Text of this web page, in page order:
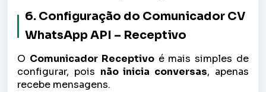
6. Configuração do Comunicador CV
WhatsApp API – Receptivo
O Comunicador Receptivoé mais simples de
configurar, pois não inicia conversas, apenas
recebe mensagens.